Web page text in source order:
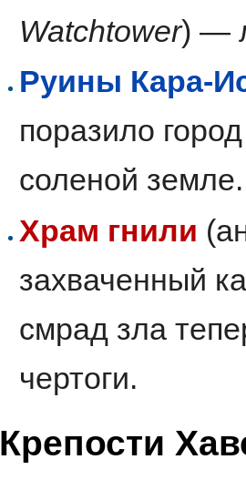
Watchtower) —
Руины Кара-
поразило
соленой земле.
Храм гнили
захваченный
смрад зла
чертоги.
Крепости